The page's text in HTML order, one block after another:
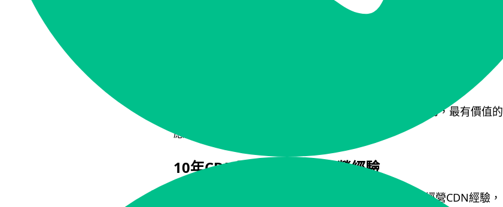
CDN缺點如何改善？使用iNODE NINJA自建CDN，能控制資源成本，無須妥協。
不只是改善CDN缺點，使用iNODE NINJA自建 CDN服務，最有價值的
應用其實是——成為CDN廠商。
10年CDN開發、維運、經營經驗
除此之外，iNODE NINJA團隊具有10年開發、維運和經營CDN經驗，